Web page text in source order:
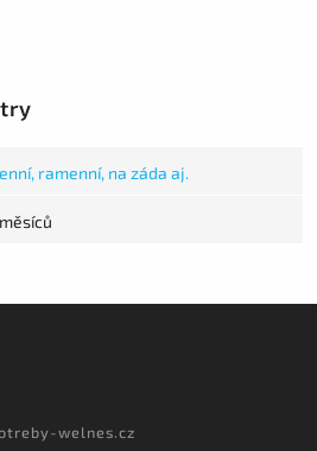
ramenní, na záda aj.
welnes.cz